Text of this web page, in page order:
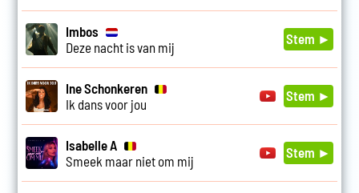
Imbos
Deze nacht is van mij
Stem ►
Ine Schonkeren
Ik dans voor jou
Stem ►
Isabelle A
Smeek maar niet om mij
Stem ►